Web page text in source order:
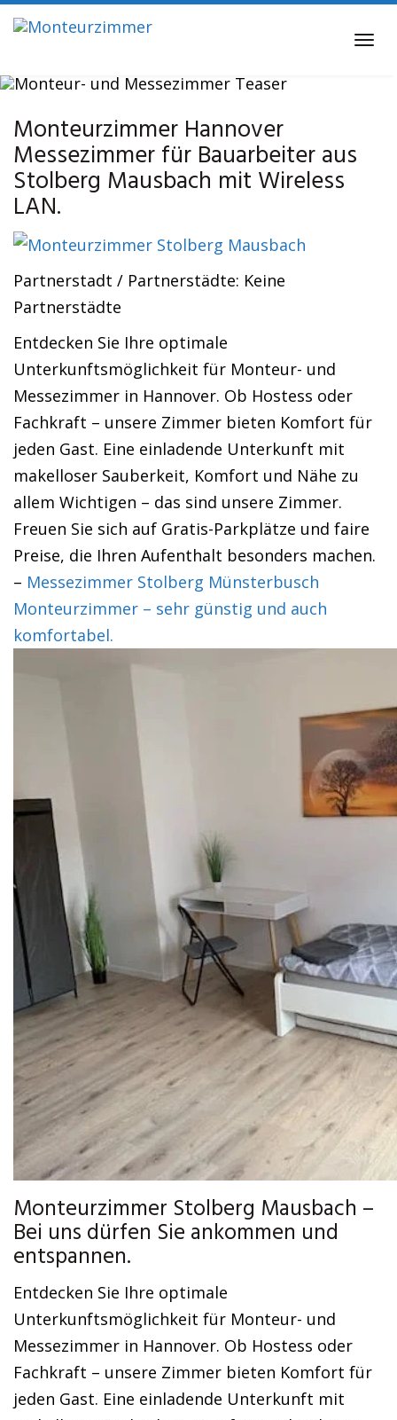
Skip
to
content
Messezimmer
Monteurzimmer Stolberg Mausbach
Monteurzimmer Hannover
Messezimmer für Bauarbeiter aus
Stolberg Mausbach mit Wireless
LAN.
Partnerstadt / Partnerstädte: Keine
Partnerstädte
Entdecken Sie Ihre optimale
Unterkunftsmöglichkeit für Monteur- und
Messezimmer in Hannover. Ob Hostess oder
Fachkraft – unsere Zimmer bieten Komfort für
jeden Gast. Eine einladende Unterkunft mit
makelloser Sauberkeit, Komfort und Nähe zu
allem Wichtigen – das sind unsere Zimmer.
Freuen Sie sich auf Gratis-Parkplätze und faire
Preise, die Ihren Aufenthalt besonders machen.
– Messezimmer Stolberg Münsterbusch
Monteurzimmer – sehr günstig und auch
komfortabel.
Monteurzimmer Stolberg Mausbach –
Bei uns dürfen Sie ankommen und
entspannen.
Entdecken Sie Ihre optimale
Unterkunftsmöglichkeit für Monteur- und
Messezimmer in Hannover. Ob Hostess oder
Fachkraft – unsere Zimmer bieten Komfort für
jeden Gast. Eine einladende Unterkunft mit